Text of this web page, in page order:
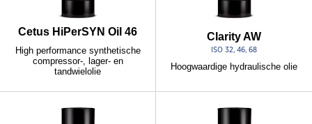
Cetus HiPerSYN Oil 46
High performance synthetische
compressor-, lager- en
tandwielolie
Clarity AW
ISO 32, 46, 68
Hoogwaardige hydraulische olie